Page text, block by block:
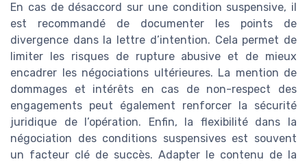
En cas de désaccord sur une condition suspensive, il
est recommandé de documenter les points de
divergence dans la lettre d’intention. Cela permet de
limiter les risques de rupture abusive et de mieux
encadrer les négociations ultérieures. La mention de
dommages et intérêts en cas de non-respect des
engagements peut également renforcer la sécurité
juridique de l’opération. Enfin, la flexibilité dans la
négociation des conditions suspensives est souvent
un facteur clé de succès. Adapter le contenu de la